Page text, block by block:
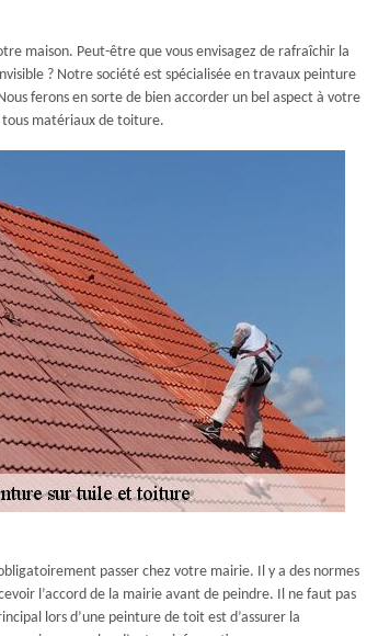
maison. Peut-être que vous envisagez de rafraîchir la
? Notre société est spécialisée en travaux peinture
ferons en sorte de bien accorder un bel aspect à votre
tous matériaux de toiture.
passer chez votre mairie. Il y a des normes
l’accord de la mairie avant de peindre. Il ne faut pas
lors d’une peinture de toit est d’assurer la